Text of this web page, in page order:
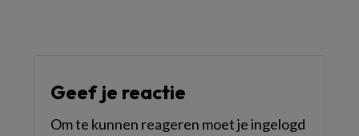
Geef je reactie
Om te kunnen reageren moet je ingelogd